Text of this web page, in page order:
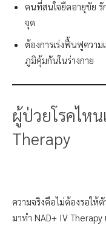
คนที่สนใจยืดอายุขัย รั
จุด
ต้องการเร่งฟื้นฟูความ
ภูมิคุ้มกันในร่างกาย
ผู้ป่วยโรคไหน
Therapy
ความจริงคือไม่ต้องรอให้
มาทำ NAD+ IV Therapy